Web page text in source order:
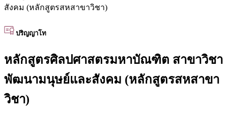
สังคม (หลักสูตรสหสาขาวิชา)
ปริญญาโท
หลักสูตรศิลปศาสตรมหาบัณฑิต สาขาวิชา
พัฒนามนุษย์และสังคม (หลักสูตรสหสาขา
วิชา)